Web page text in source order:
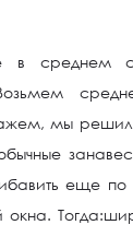
в среднем
мы
еще